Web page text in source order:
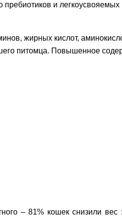
пребиотиков и
жирных кислот,
питомца. Повышенное
– 81% кошек снизили